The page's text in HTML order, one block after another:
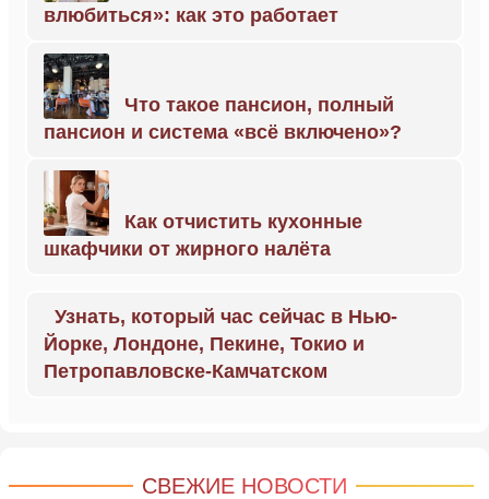
влюбиться»: как это работает
Что такое пансион, полный
пансион и система «всё включено»?
Как отчистить кухонные
шкафчики от жирного налёта
Узнать, который час сейчас в Нью-
Йорке, Лондоне, Пекине, Токио и
Петропавловске-Камчатском
СВЕЖИЕ НОВОСТИ